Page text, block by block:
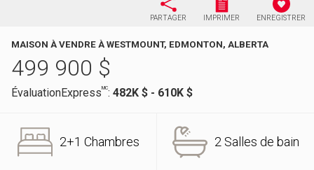
PARTAGER IMPRIMER ENREGISTRER
MAISON À VENDRE À WESTMOUNT, EDMONTON, ALBERTA
499 900 $
ÉvaluationExpressMC: 482K $ - 610K $
2+1 Chambres 2 Salles de bain